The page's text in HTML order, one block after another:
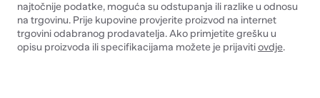
najtočnije podatke, moguća su odstupanja ili razlike u odnosu
na trgovinu. Prije kupovine provjerite proizvod na internet
trgovini odabranog prodavatelja. Ako primjetite grešku u
opisu proizvoda ili specifikacijama možete je prijavitiovdje.